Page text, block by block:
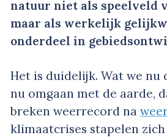
natuur niet als speelveld
maar als werkelijk
onderdeel in
Het is duidelijk. Wat we nu
nu omgaan met de aarde,
breken weerrecord na
klimaatcrises stapelen zich